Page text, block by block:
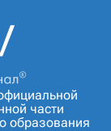
части
образования